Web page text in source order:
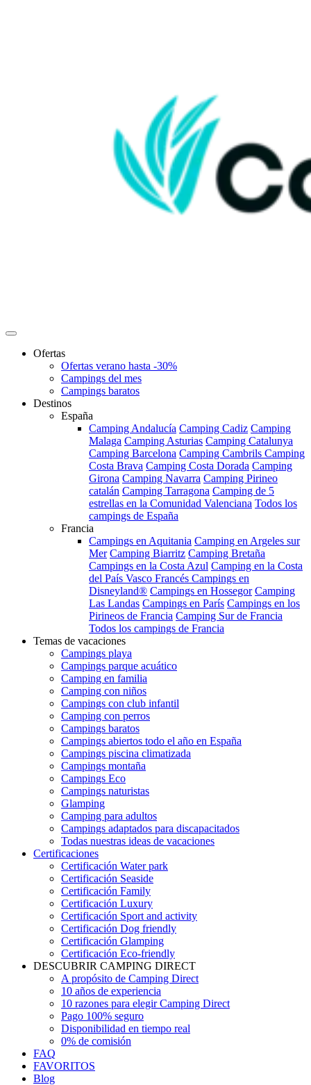
Ofertas
Ofertas verano hasta -30%
Campings del mes
Campings baratos
Destinos
España
Camping Andalucía Camping Cadiz Camping
Malaga Camping Asturias Camping Catalunya
Camping Barcelona Camping Cambrils Camping
Costa Brava Camping Costa Dorada Camping
Girona Camping Navarra Camping Pirineo
catalán Camping Tarragona Camping de 5
estrellas en la Comunidad Valenciana Todos los
campings de España
Francia
Campings en Aquitania Camping en Argeles sur
Mer Camping Biarritz Camping Bretaña
Campings en la Costa Azul Camping en la Costa
del País Vasco Francés Campings en
Disneyland® Campings en Hossegor Camping
Las Landas Campings en París Campings en los
Pirineos de Francia Camping Sur de Francia
Todos los campings de Francia
Temas de vacaciones
Campings playa
Campings parque acuático
Camping en familia
Camping con niños
Campings con club infantil
Camping con perros
Campings baratos
Campings abiertos todo el año en España
Campings piscina climatizada
Campings montaña
Campings Eco
Campings naturistas
Glamping
Camping para adultos
Campings adaptados para discapacitados
Todas nuestras ideas de vacaciones
Certificaciones
Certificación Water park
Certificación Seaside
Certificación Family
Certificación Luxury
Certificación Sport and activity
Certificación Dog friendly
Certificación Glamping
Certificación Eco-friendly
DESCUBRIR CAMPING DIRECT
A propósito de Camping Direct
10 años de experiencia
10 razones para elegir Camping Direct
Pago 100% seguro
Disponibilidad en tiempo real
0% de comisión
FAQ
FAVORITOS
Blog